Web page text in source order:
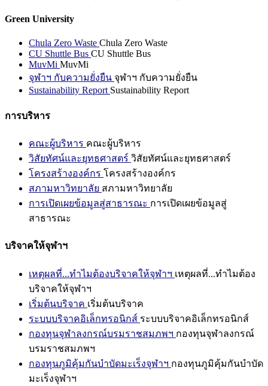
Green University
Chula Zero Waste Chula Zero Waste
CU Shuttle Bus CU Shuttle Bus
MuvMi MuvMi
จุฬาฯ กับความยั่งยืน จุฬาฯ กับความยั่งยืน
Sustainability Report Sustainability Report
การบริหาร
คณะผู้บริหาร คณะผู้บริหาร
วิสัยทัศน์และยุทธศาสตร์ วิสัยทัศน์และยุทธศาสตร์
โครงสร้างองค์กร โครงสร้างองค์กร
สภามหาวิทยาลัย สภามหาวิทยาลัย
การเปิดเผยข้อมูลสู่สาธารณะ การเปิดเผยข้อมูลสู่
สาธารณะ
บริจาคให้จุฬาฯ
เหตุผลที่...ทำไมต้องบริจาคให้จุฬาฯ เหตุผลที่...ทำไมต้อง
บริจาคให้จุฬาฯ
เริ่มต้นบริจาค เริ่มต้นบริจาค
ระบบบริจาคอิเล็กทรอนิกส์ ระบบบริจาคอิเล็กทรอนิกส์
กองทุนจุฬาลงกรณ์บรมราชสมภพฯ กองทุนจุฬาลงกรณ์
บรมราชสมภพฯ
กองทุนภูมิคุ้มกันบำบัดมะเร็งจุฬาฯ กองทุนภูมิคุ้มกันบำบัด
มะเร็งจุฬาฯ